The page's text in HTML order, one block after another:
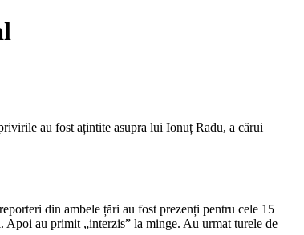
au fost ațintite asupra lui Ionuț Radu, a cărui
din ambele țări au fost prezenți pentru cele 15
au primit „interzis” la minge. Au urmat turele de